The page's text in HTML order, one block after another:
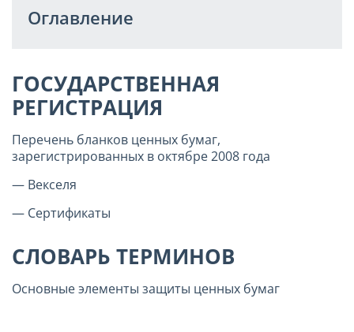
Оглавление
ГОСУДАРСТВЕННАЯ
РЕГИСТРАЦИЯ
Перечень бланков ценных бумаг,
зарегистрированных в октябре 2008 года
— Векселя
— Сертификаты
СЛОВАРЬ ТЕРМИНОВ
Основные элементы защиты ценных бумаг